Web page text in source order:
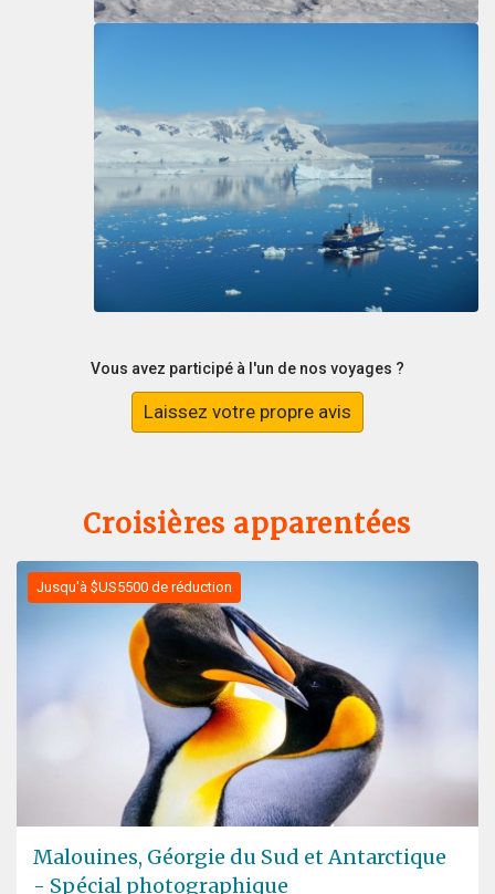
Vous avez participé à l'un de nos voyages ?
Laissez votre propre avis
Croisières apparentées
Jusqu'à $US5500 de réduction
Malouines, Géorgie du Sud et Antarctique
- Spécial photographique